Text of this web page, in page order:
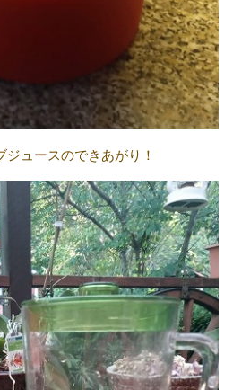
ュースのできあがり！